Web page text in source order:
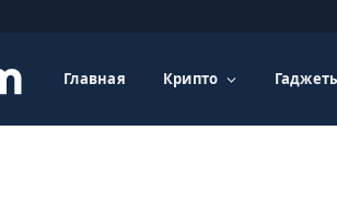
Главная Крипто